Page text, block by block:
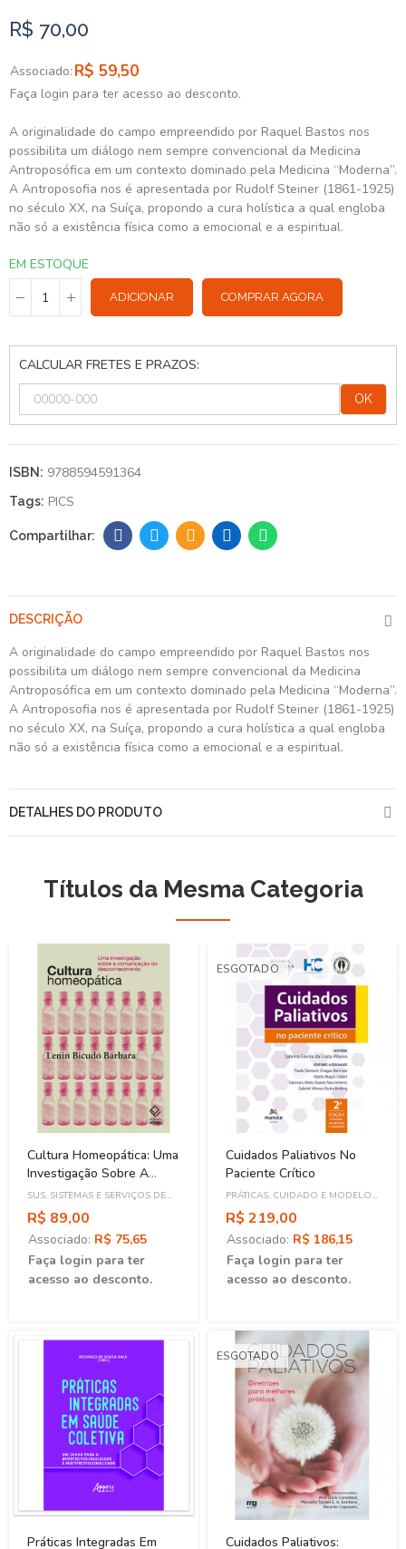
R$ 70,00
Associado: R$ 59,50
Faça login para ter acesso ao desconto.
A originalidade do campo empreendido por Raquel Bastos nos
possibilita um diálogo nem sempre convencional da Medicina
Antroposófica em um contexto dominado pela Medicina “Moderna”.
A Antroposofia nos é apresentada por Rudolf Steiner (1861-1925)
no século XX, na Suíça, propondo a cura holística a qual engloba
não só a existência física como a emocional e a espiritual.
EM ESTOQUE
ADICIONAR COMPRAR AGORA
CALCULAR FRETES E PRAZOS:
OK
ISBN: 9788594591364
Tags: PICS
DESCRIÇÃO
A originalidade do campo empreendido por Raquel Bastos nos
possibilita um diálogo nem sempre convencional da Medicina
Antroposófica em um contexto dominado pela Medicina “Moderna”.
A Antroposofia nos é apresentada por Rudolf Steiner (1861-1925)
no século XX, na Suíça, propondo a cura holística a qual engloba
não só a existência física como a emocional e a espiritual.
DETALHES DO PRODUTO
Títulos da Mesma Categoria
Cultura Homeopática: Uma
Investigação Sobre A
Comunicação Do
Desconhecimento
SUS, SISTEMAS E SERVIÇOS DE
SAÚDE
R$ 89,00
Associado: R$ 75,65
Faça login para ter
acesso ao desconto.
Práticas Integradas Em
ESGOTADO
Cuidados Paliativos No
Paciente Crítico
PRÁTICAS, CUIDADO E MODELO
ASSISTENCIAL
R$ 219,00
Associado: R$ 186,15
Faça login para ter
acesso ao desconto.
ESGOTADO
Cuidados Paliativos: